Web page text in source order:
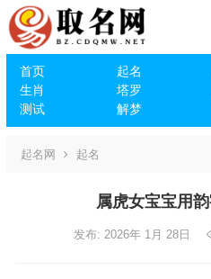
首页 起名
生肖
塔罗
测试
解梦
起名网 起名
属虎女宝宝用
发布: 2026年 1月 28日